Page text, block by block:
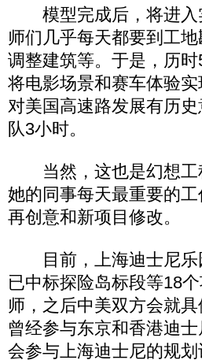
模型完成后，将进入
师们几乎每天都要到工
调整建筑等。于是，历
将电影场景和赛车体验
对美国高速路发展有历
队3小时。
当然，这也是幻想工
她的同事每天最重要的
再创意和新项目修改。
目前，上海迪士尼乐
已中标探险岛标段等18
师，之后中美双方会就
曾经参与东京和香港迪
会参与上海迪士尼的规划